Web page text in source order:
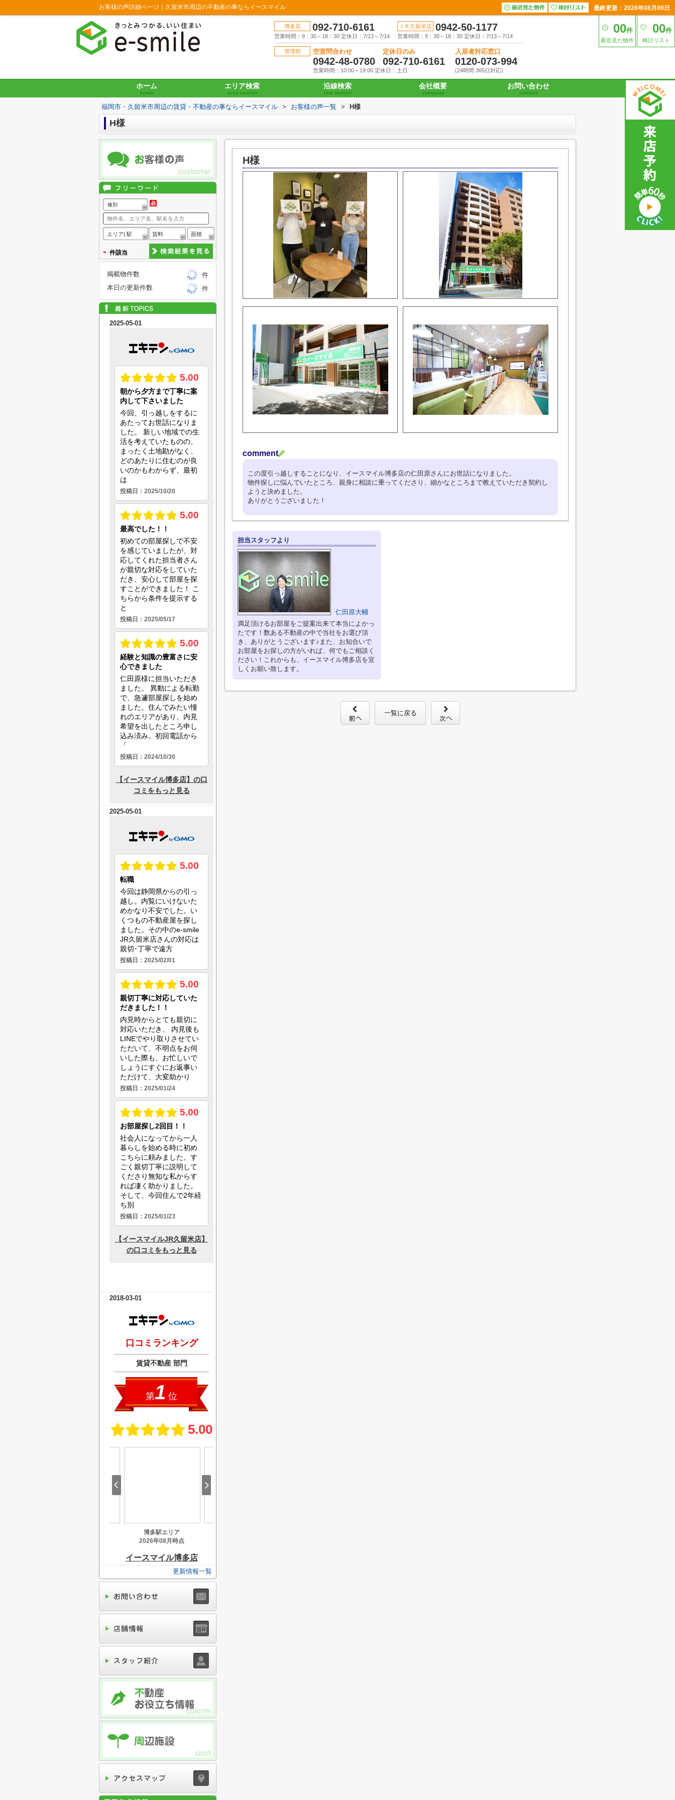
お客様の声詳細ページ｜久留米市周辺の不動産の事ならイースマイル 最終更新：2026年08月09日
博多店 092-710-6161
営業時間：9：30～18：30 定休日：7/13～7/14
ＪＲ久留米店 0942-50-1177
営業時間：9：30～18：30 定休日：7/13～7/14
管理部 空室問合わせ
0942-48-0780
定休日のみ
092-710-6161
営業時間：10:00～19:00 定休日：土日
入居者対応窓口
0120-073-994
(24時間 365日対応)
00件
最近見た物件
00件
検討リスト
ホーム
home
エリア検索
area search
沿線検索
line search
会社概要
company
お問い合わせ
contact
福岡市・久留米市周辺の賃貸・不動産の事ならイースマイル > お客様の声一覧 > H様
H様
H様
comment
この度引っ越しすることになり、イースマイル博多店の仁田原さんにお世話になりました。
物件探しに悩んでいたところ、親身に相談に乗ってくださり、細かなところまで教えていただき契約し
ようと決めました。
ありがとうございました！
担当スタッフより
仁田原大輔
満足頂けるお部屋をご提案出来て本当によかっ
たです！数ある不動産の中で当社をお選び頂
き、ありがとうございます♪また、お知合いで
お部屋をお探しの方がいれば、何でもご相談く
ださい！これからも、イースマイル博多店を宜
しくお願い致します。
一覧に戻る
種別
エリア| 駅 賃料 面積
- 件該当
掲載物件数
件
本日の更新件数
件
2025-05-01
2025-05-01
2018-03-01
更新情報一覧